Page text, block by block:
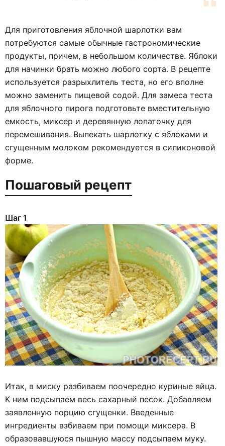
Для приготовления яблочной шарлотки вам
потребуются самые обычные гастрономические
продукты, причем, в небольшом количестве. Яблоки
для начинки брать можно любого сорта. В рецепте
используется разрыхлитель теста, но его вполне
можно заменить пищевой содой. Для замеса теста
для яблочного пирога подготовьте вместительную
емкость, миксер и деревянную лопаточку для
перемешивания. Выпекать шарлотку с яблоками и
сгущенным молоком рекомендуется в силиконовой
форме.
Пошаговый рецепт
Шаг 1
Итак, в миску разбиваем поочередно куриные яйца.
К ним подсыпаем весь сахарный песок. Добавляем
заявленную порцию сгущенки. Введенные
ингредиенты взбиваем при помощи миксера. В
образовавшуюся пышную массу подсыпаем муку.